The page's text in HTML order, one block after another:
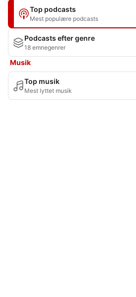
Top podcasts
Mest populære podcasts
Podcasts efter genre
18 emnegenrer
Musik
Top musik
Mest lyttet musik